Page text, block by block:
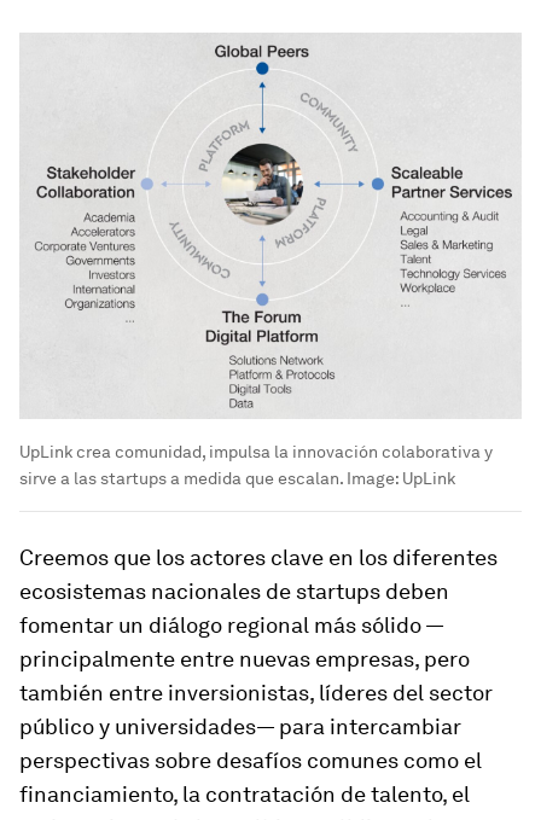
UpLink crea comunidad, impulsa la innovación colaborativa y
sirve a las startups a medida que escalan. Image: UpLink
Creemos que los actores clave en los diferentes
ecosistemas nacionales de startups deben
fomentar un diálogo regional más sólido —
principalmente entre nuevas empresas, pero
también entre inversionistas, líderes del sector
público y universidades— para intercambiar
perspectivas sobre desafíos comunes como el
financiamiento, la contratación de talento, el